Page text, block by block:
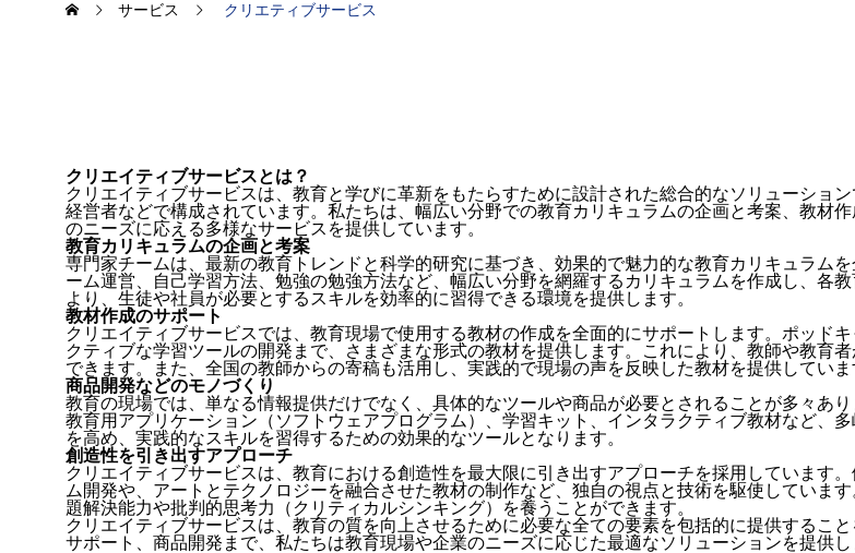
サービス クリエティブサービス
クリエイティブサービスとは？
クリエイティブサービスは、教育と学びに革新をもたらすために設計された総合的なソリューショ
経営者などで構成されています。私たちは、幅広い分野での教育カリキュラムの企画と考案、教材
のニーズに応える多様なサービスを提供しています。
教育カリキュラムの企画と考案
専門家チームは、最新の教育トレンドと科学的研究に基づき、効果的で魅力的な教育カリキュラム
ーム運営、自己学習方法、勉強の勉強方法など、幅広い分野を網羅するカリキュラムを作成し、各
より、生徒や社員が必要とするスキルを効率的に習得できる環境を提供します。
教材作成のサポート
クリエイティブサービスでは、教育現場で使用する教材の作成を全面的にサポートします。ポッド
クティブな学習ツールの開発まで、さまざまな形式の教材を提供します。これにより、教師や教育
できます。また、全国の教師からの寄稿も活用し、実践的で現場の声を反映した教材を提供していま
商品開発などのモノづくり
教育の現場では、単なる情報提供だけでなく、具体的なツールや商品が必要とされることが多々あ
教育用アプリケーション（ソフトウェアプログラム）、学習キット、インタラクティブ教材など、
を高め、実践的なスキルを習得するための効果的なツールとなります。
創造性を引き出すアプローチ
クリエイティブサービスは、教育における創造性を最大限に引き出すアプローチを採用しています
ム開発や、アートとテクノロジーを融合させた教材の制作など、独自の視点と技術を駆使していま
題解決能力や批判的思考力（クリティカルシンキング）を養うことができます。
クリエイティブサービスは、教育の質を向上させるために必要な全ての要素を包括的に提供するこ
サポート、商品開発まで、私たちは教育現場や企業のニーズに応じた最適なソリューションを提供し